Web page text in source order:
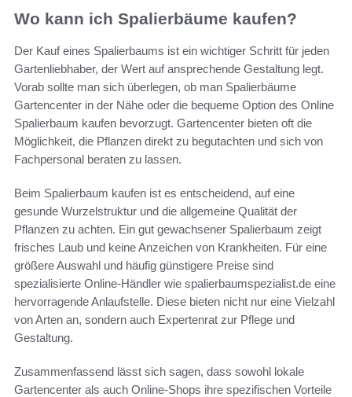
Wo kann ich Spalierbäume kaufen?
Der Kauf eines Spalierbaums ist ein wichtiger Schritt für jeden
Gartenliebhaber, der Wert auf ansprechende Gestaltung legt.
Vorab sollte man sich überlegen, ob man Spalierbäume
Gartencenter in der Nähe oder die bequeme Option des Online
Spalierbaum kaufen bevorzugt. Gartencenter bieten oft die
Möglichkeit, die Pflanzen direkt zu begutachten und sich von
Fachpersonal beraten zu lassen.
Beim Spalierbaum kaufen ist es entscheidend, auf eine
gesunde Wurzelstruktur und die allgemeine Qualität der
Pflanzen zu achten. Ein gut gewachsener Spalierbaum zeigt
frisches Laub und keine Anzeichen von Krankheiten. Für eine
größere Auswahl und häufig günstigere Preise sind
spezialisierte Online-Händler wie spalierbaumspezialist.de eine
hervorragende Anlaufstelle. Diese bieten nicht nur eine Vielzahl
von Arten an, sondern auch Expertenrat zur Pflege und
Gestaltung.
Zusammenfassend lässt sich sagen, dass sowohl lokale
Gartencenter als auch Online-Shops ihre spezifischen Vorteile